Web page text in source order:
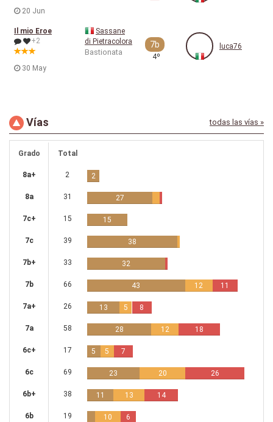
20 Jun
Il mio Eroe
+2
30 May
Sassane
di Pietracolora
Bastionata
7b
4º
luca76
Vías todas las vías »
Grado Total
8a+ 2 2
8a 31 27
7c+ 15 15
7c 39 38
7b+ 33 32
7b 66 43 12 11
7a+ 26 13 5 8
7a 58 28 12 18
6c+ 17 5 5 7
6c 69 23 20 26
6b+ 38 11 13 14
6b 19 10 6